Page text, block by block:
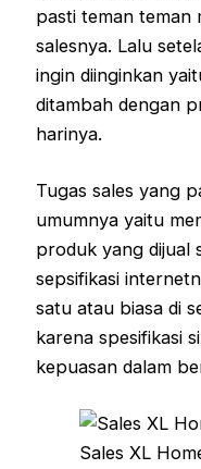
pasti teman teman
salesnya. Lalu
ingin diinginkan
ditambah dengan
harinya.
Tugas sales yang
umumnya yaitu
produk yang dijual
sepsifikasi
satu atau biasa di
karena spesifikasi
kepuasan dalam
Sales XL